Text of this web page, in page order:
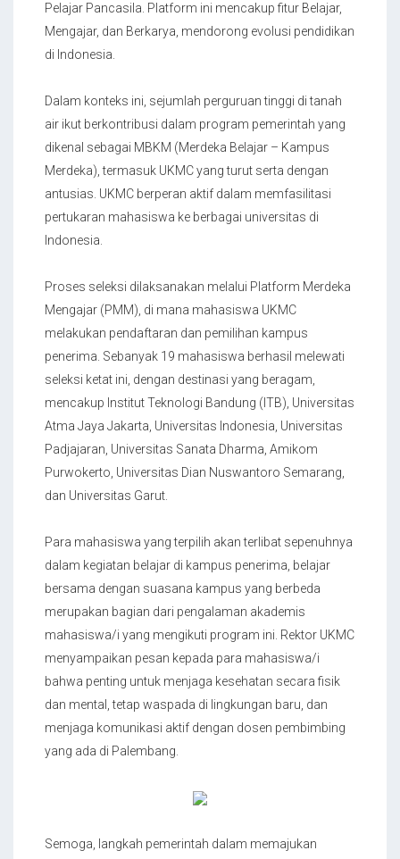
Pelajar Pancasila. Platform ini mencakup fitur Belajar,
Mengajar, dan Berkarya, mendorong evolusi pendidikan
di Indonesia.
Dalam konteks ini, sejumlah perguruan tinggi di tanah
air ikut berkontribusi dalam program pemerintah yang
dikenal sebagai MBKM (Merdeka Belajar – Kampus
Merdeka), termasuk UKMC yang turut serta dengan
antusias. UKMC berperan aktif dalam memfasilitasi
pertukaran mahasiswa ke berbagai universitas di
Indonesia.
Proses seleksi dilaksanakan melalui Platform Merdeka
Mengajar (PMM), di mana mahasiswa UKMC
melakukan pendaftaran dan pemilihan kampus
penerima. Sebanyak 19 mahasiswa berhasil melewati
seleksi ketat ini, dengan destinasi yang beragam,
mencakup Institut Teknologi Bandung (ITB), Universitas
Atma Jaya Jakarta, Universitas Indonesia, Universitas
Padjajaran, Universitas Sanata Dharma, Amikom
Purwokerto, Universitas Dian Nuswantoro Semarang,
dan Universitas Garut.
Para mahasiswa yang terpilih akan terlibat sepenuhnya
dalam kegiatan belajar di kampus penerima, belajar
bersama dengan suasana kampus yang berbeda
merupakan bagian dari pengalaman akademis
mahasiswa/i yang mengikuti program ini. Rektor UKMC
menyampaikan pesan kepada para mahasiswa/i
bahwa penting untuk menjaga kesehatan secara fisik
dan mental, tetap waspada di lingkungan baru, dan
menjaga komunikasi aktif dengan dosen pembimbing
yang ada di Palembang.
Semoga, langkah pemerintah dalam memajukan